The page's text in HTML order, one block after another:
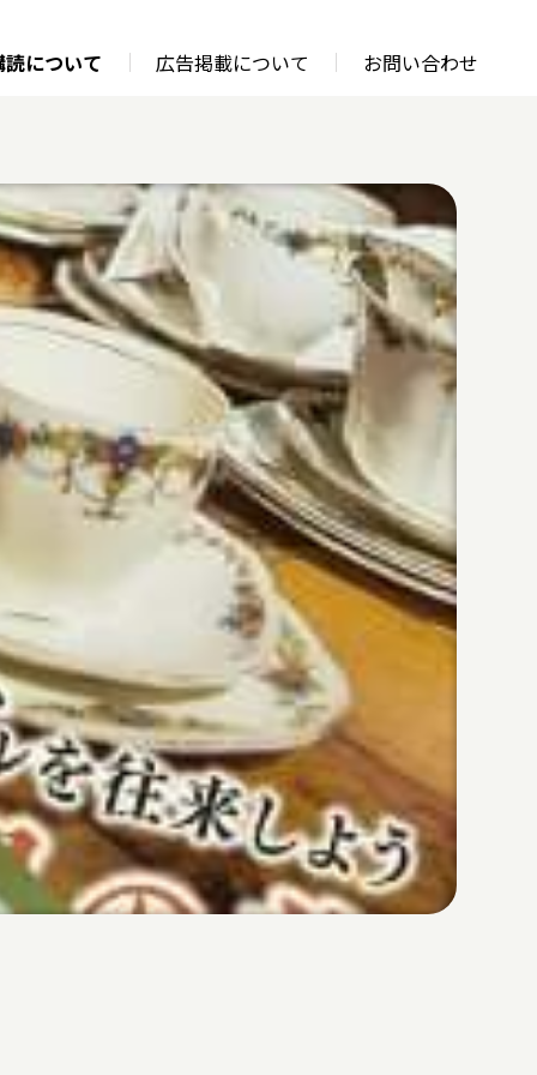
について 広告掲載について お問い合わせ